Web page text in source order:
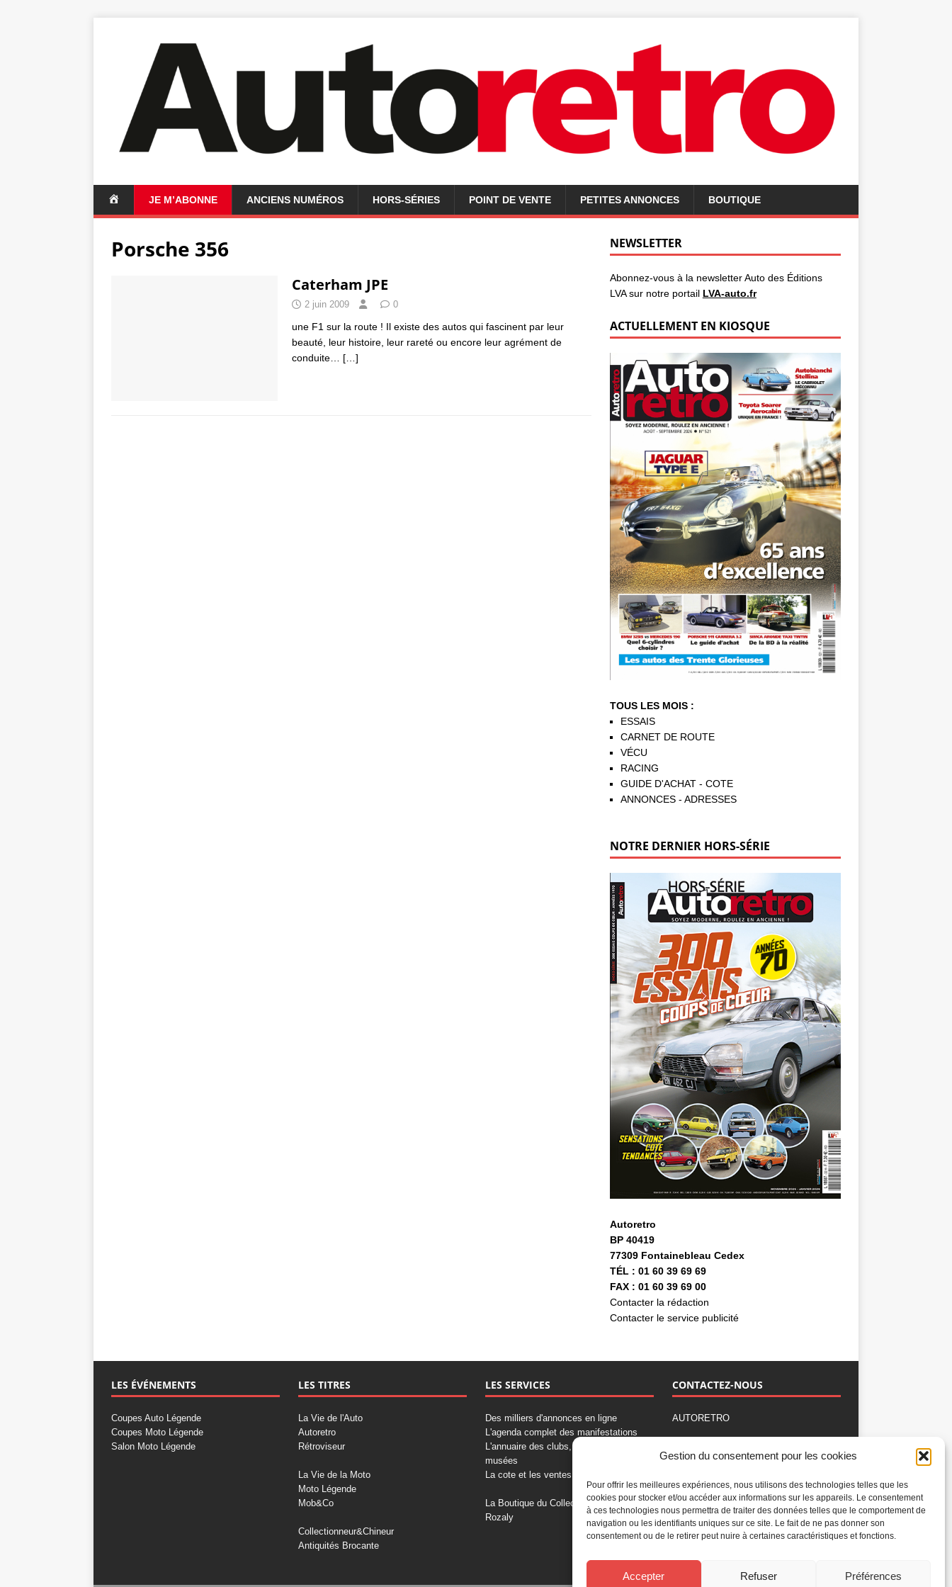
Gestion du consentement pour les cookies
Pour offrir les meilleures expériences, nous utilisons des technologies telles que les
cookies pour stocker et/ou accéder aux informations sur les appareils. Le consentement
à ces technologies nous permettra de traiter des données telles que le comportement de
navigation ou les identifiants uniques sur ce site. Le fait de ne pas donner son
consentement ou de le retirer peut nuire à certaines caractéristiques et fonctions.
Accepter Refuser Préférences
C
U
JE M’ABONNE ANCIENS NUMÉROS HORS-SÉRIES POINT DE VENTE PETITES ANNONCES BOUTIQUE
Porsche 356
Caterham JPE
2 juin 2009 0
une F1 sur la route ! Il existe des autos qui fascinent par leur
beauté, leur histoire, leur rareté ou encore leur agrément de
conduite… […]
NEWSLETTER
Abonnez-vous à la newsletter Auto des Éditions
LVA sur notre portail LVA-auto.fr
ACTUELLEMENT EN KIOSQUE
TOUS LES MOIS :
ESSAIS
CARNET DE ROUTE
VÉCU
RACING
GUIDE D'ACHAT - COTE
ANNONCES - ADRESSES
NOTRE DERNIER HORS-SÉRIE
Autoretro
BP 40419
77309 Fontainebleau Cedex
TÉL : 01 60 39 69 69
FAX : 01 60 39 69 00
Contacter la rédaction
Contacter le service publicité
LES ÉVÉNEMENTS
Coupes Auto Légende
Coupes Moto Légende
Salon Moto Légende
LES TITRES
La Vie de l'Auto
Autoretro
Rétroviseur
La Vie de la Moto
Moto Légende
Mob&Co
Collectionneur&Chineur
Antiquités Brocante
LES SERVICES
Des milliers d'annonces en ligne
L'agenda complet des manifestations
L'annuaire des clubs, professionnels,
musées
La cote et les ventes aux enchères
La Boutique du Collectionneur
Rozaly
CONTACTEZ-NOUS
AUTORETRO
77309 Fontainebleau Cedex
Fax: 01 60 39 69 00
Nous contacter par email
Mentions légales
Gestion des cookies